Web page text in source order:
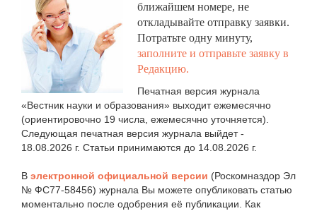
ближайшем номере, не
откладывайте отправку заявки.
Потратьте одну минуту,
заполните и отправьте заявку в
Редакцию.
Печатная версия журнала
«Вестник науки и образования» выходит ежемесячно
(ориентировочно 19 числа, ежемесячно уточняется).
Следующая печатная версия журнала выйдет -
18.08.2026 г. Статьи принимаются до 14.08.2026 г.
В электронной официальной версии (Роскомназдор Эл
№ ФС77-58456) журнала Вы можете опубликовать статью
моментально после одобрения её публикации. Как